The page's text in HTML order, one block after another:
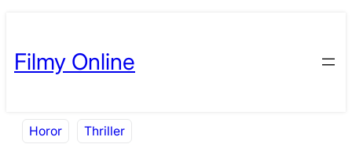
obsah
content
Filmy Online
Horor Thriller